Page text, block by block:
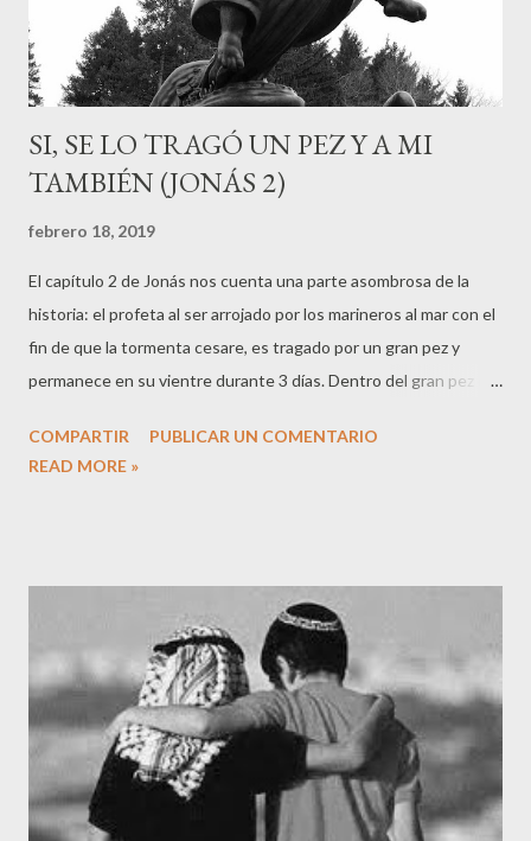
SI, SE LO TRAGÓ UN PEZ Y A MI
TAMBIÉN (JONÁS 2)
febrero 18, 2019
El capítulo 2 de Jonás nos cuenta una parte asombrosa de la
historia: el profeta al ser arrojado por los marineros al mar con el
fin de que la tormenta cesare, es tragado por un gran pez y
permanece en su vientre durante 3 días. Dentro del gran pez ora
Señor dispuso, entonces que Jonás fuera tragado por un gran
alrededor de esta historia: "¿De verdad piensas que un hombre
puede ser tragado por un pez y permanecer en su vientre 3 días
sin morir, para después ser arrojado a tierra?", por otro lado,
muchos cristianos dicen: "Si decides no creer que esta historia
pasó ¿No estás decidiendo escoger creer lo que quieres y no
quieres en l...
COMPARTIR
PUBLICAR UN COMENTARIO
READ MORE »